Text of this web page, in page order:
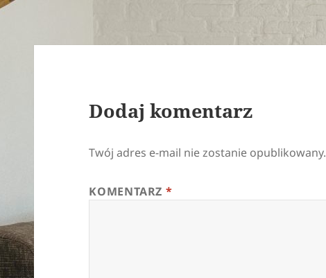
Dodaj komentarz
Twój adres e-mail nie zostanie opublikowany.
KOMENTARZ *